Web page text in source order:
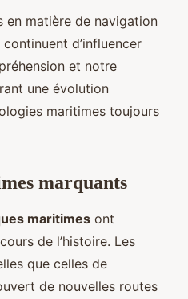
en matière de navigation
d’influencer
et notre
une évolution
maritimes toujours
marquants
maritimes ont
de l’histoire. Les
que celles de
de nouvelles routes